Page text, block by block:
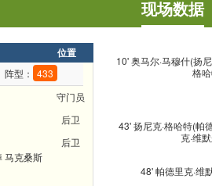
现场数据
位置
阵型： 433
守门员
后卫
后卫
10'奥马尔·马穆什(扬
格
43'扬尼克·格哈特(帕
克·维
48'帕德里克·维